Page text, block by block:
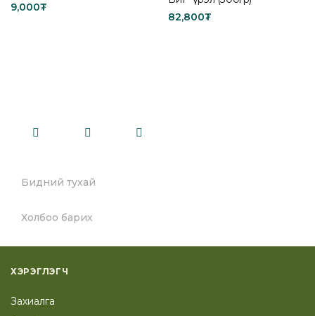
9,000₮
82,800₮
Бидний тухай
Холбоо барих
ХЭРЭГЛЭГЧ
Захиалга